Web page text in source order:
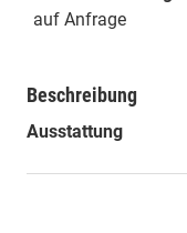
auf Anfrage
Beschreibung
Ausstattung